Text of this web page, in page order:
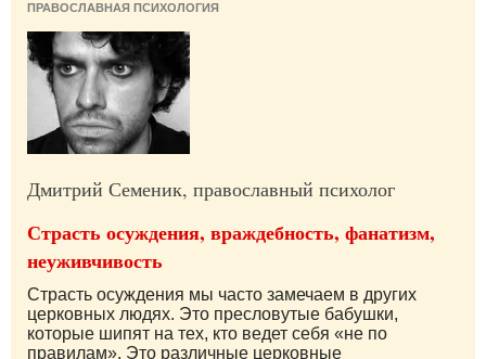
ПРАВОСЛАВНАЯ ПСИХОЛОГИЯ
Дмитрий Семеник, православный психолог
Страсть осуждения, враждебность, фанатизм,
неуживчивость
Страсть осуждения мы часто замечаем в других
церковных людях. Это пресловутые бабушки,
которые шипят на тех, кто ведет себя «не по
правилам». Это различные церковные